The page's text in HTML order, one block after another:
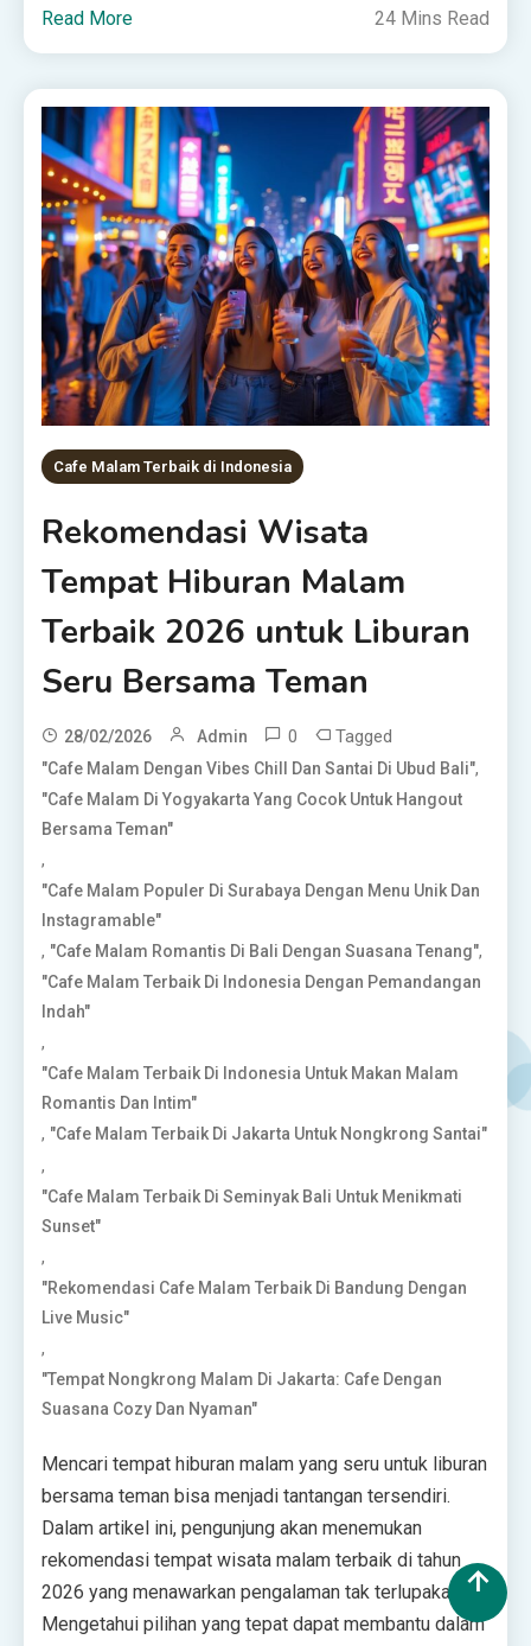
Read More 24 Mins Read
Cafe Malam Terbaik di Indonesia
Rekomendasi Wisata
Tempat Hiburan Malam
Terbaik 2026 untuk Liburan
Seru Bersama Teman
28/02/2026 Admin 0 Tagged
"Cafe Malam Dengan Vibes Chill Dan Santai Di Ubud Bali",
"Cafe Malam Di Yogyakarta Yang Cocok Untuk Hangout
Bersama Teman"
,
"Cafe Malam Populer Di Surabaya Dengan Menu Unik Dan
Instagramable"
, "Cafe Malam Romantis Di Bali Dengan Suasana Tenang",
"Cafe Malam Terbaik Di Indonesia Dengan Pemandangan
Indah"
,
"Cafe Malam Terbaik Di Indonesia Untuk Makan Malam
Romantis Dan Intim"
, "Cafe Malam Terbaik Di Jakarta Untuk Nongkrong Santai"
,
"Cafe Malam Terbaik Di Seminyak Bali Untuk Menikmati
Sunset"
,
"Rekomendasi Cafe Malam Terbaik Di Bandung Dengan
Live Music"
,
"Tempat Nongkrong Malam Di Jakarta: Cafe Dengan
Suasana Cozy Dan Nyaman"
Mencari tempat hiburan malam yang seru untuk liburan
bersama teman bisa menjadi tantangan tersendiri.
Dalam artikel ini, pengunjung akan menemukan
rekomendasi tempat wisata malam terbaik di tahun
2026 yang menawarkan pengalaman tak terlupakan.
Mengetahui pilihan yang tepat dapat membantu dalam